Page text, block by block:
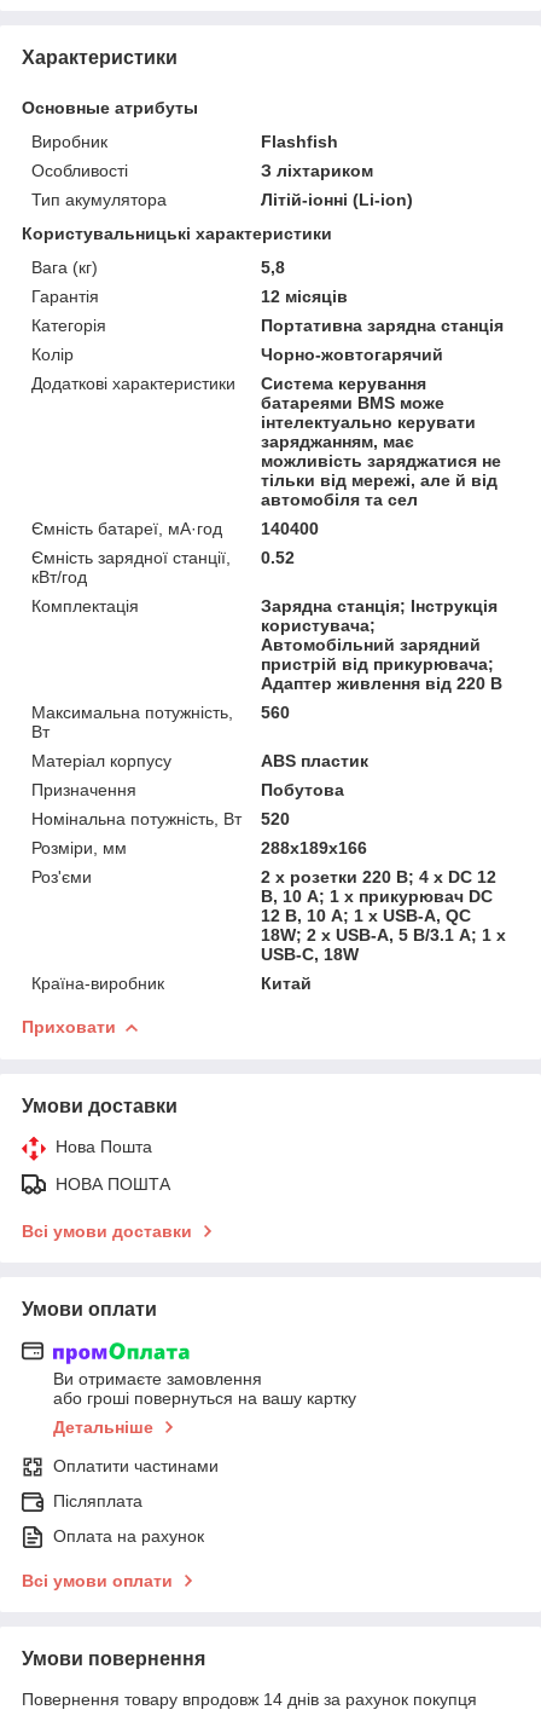
Характеристики
Основные атрибуты
Виробник
Flashfish
Особливості
З ліхтариком
Тип акумулятора
Літій-іонні (Li-ion)
Користувальницькі характеристики
Вага (кг)
5,8
Гарантія
12 місяців
Категорія
Портативна зарядна станція
Колір
Чорно-жовтогарячий
Додаткові характеристики
Система керування
батареями BMS може
інтелектуально керувати
заряджанням, має
можливість заряджатися не
тільки від мережі, але й від
автомобіля та сел
Ємність батареї, мА·год
140400
Ємність зарядної станції,
кВт/год
0.52
Комплектація
Зарядна станція; Інструкція
користувача;
Автомобільний зарядний
пристрій від прикурювача;
Адаптер живлення від 220 В
Максимальна потужність,
Вт
560
Матеріал корпусу
ABS пластик
Призначення
Побутова
Номінальна потужність, Вт
520
Розміри, мм
288х189х166
Роз'єми
2 x розетки 220 В; 4 x DC 12
В, 10 А; 1 x прикурювач DC
12 В, 10 А; 1 x USB-A, QC
18W; 2 x USB-A, 5 В/3.1 А; 1 x
USB-C, 18W
Країна-виробник
Китай
Приховати
Умови доставки
Нова Пошта
НОВА ПОШТА
Всі умови доставки
Умови оплати
Ви отримаєте замовлення
або гроші повернуться на вашу картку
Детальніше
Оплатити частинами
Післяплата
Оплата на рахунок
Всі умови оплати
Умови повернення
Повернення товару впродовж 14 днів за рахунок покупця